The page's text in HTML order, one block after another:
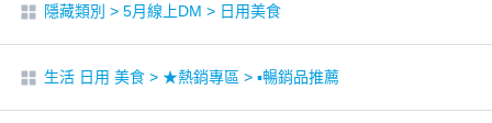
隱藏類別 > 5月線上DM > 日用美食
生活 日用 美食 > ★熱銷專區 > ▪︎暢銷品推薦